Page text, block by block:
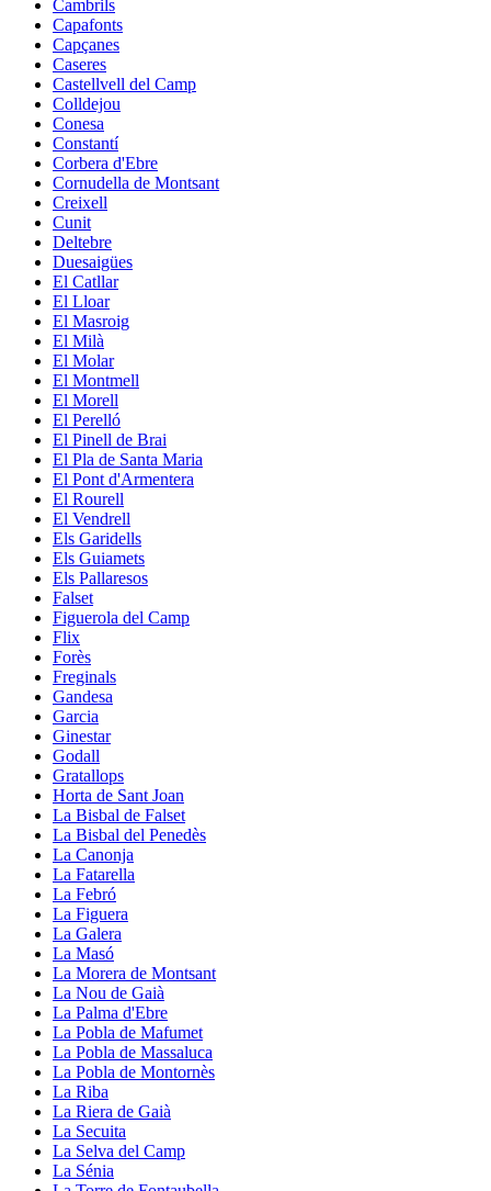
Cambrils
Capafonts
Capçanes
Caseres
Castellvell del Camp
Colldejou
Conesa
Constantí
Corbera d'Ebre
Cornudella de Montsant
Creixell
Cunit
Deltebre
Duesaigües
El Catllar
El Lloar
El Masroig
El Milà
El Molar
El Montmell
El Morell
El Perelló
El Pinell de Brai
El Pla de Santa Maria
El Pont d'Armentera
El Rourell
El Vendrell
Els Garidells
Els Guiamets
Els Pallaresos
Falset
Figuerola del Camp
Flix
Forès
Freginals
Gandesa
Garcia
Ginestar
Godall
Gratallops
Horta de Sant Joan
La Bisbal de Falset
La Bisbal del Penedès
La Canonja
La Fatarella
La Febró
La Figuera
La Galera
La Masó
La Morera de Montsant
La Nou de Gaià
La Palma d'Ebre
La Pobla de Mafumet
La Pobla de Massaluca
La Pobla de Montornès
La Riba
La Riera de Gaià
La Secuita
La Selva del Camp
La Sénia